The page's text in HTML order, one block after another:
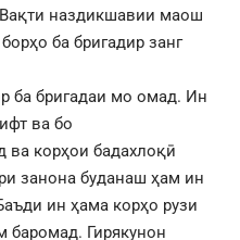
наздикшавии маош
ба бригадир занг
ба бригадаи мо омад. Ин
ва бо
ва корҳои бадахлоқӣ
занона буданаш ҳам ин
ин ҳама корҳо рузи
баромад. Гирякунон